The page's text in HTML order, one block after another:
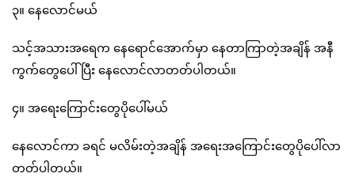
၃။ နေလောင်မယ်
သင့်အသားအရေက နေရောင်အောက်မှာ နေတာကြာတဲ့အချိန် အနီ
ကွက်တွေပေါ်ပြီး နေလောင်လာတတ်ပါတယ်။
၄။ အရေးကြောင်းတွေပိုပေါ်မယ်
နေလောင်ကာ ခရင် မလိမ်းတဲ့အချိန် အရေးအကြောင်းတွေပိုပေါ်လာ
တတ်ပါတယ်။